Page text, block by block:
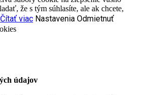
že s tým súhlasíte, ale ak chcete,
Čítať viac Nastavenia Odmietnuť
údajov